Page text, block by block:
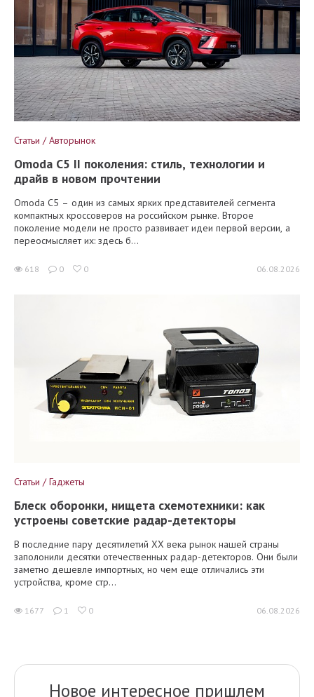
Статьи / Авторынок
Omoda C5 II поколения: стиль, технологии и
драйв в новом прочтении
Omoda C5 – один из самых ярких представителей сегмента
компактных кроссоверов на российском рынке. Второе
поколение модели не просто развивает идеи первой версии, а
переосмысляет их: здесь б...
618 0 0 06.08.2026
Статьи / Гаджеты
Блеск оборонки, нищета схемотехники: как
устроены советские радар-детекторы
В последние пару десятилетий XX века рынок нашей страны
заполонили десятки отечественных радар-детекторов. Они были
заметно дешевле импортных, но чем еще отличались эти
устройства, кроме стр...
1677 1 0 06.08.2026
Новое интересное пришлем